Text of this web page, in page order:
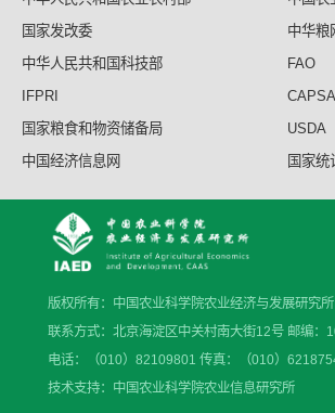
国家发改委
中华粮
中华人民共和国科技部
FAO
IFPRI
CAPSA
国家粮食和物资储备局
USDA
中国经济信息网
国家统
版权所有：中国农业科学院农业经济与发展研究所
联系方式：北京海淀区中关村南大街12号 邮编：
电话：（010）82109801 传真：（010）
技术支持：中国农业科学院农业信息研究所